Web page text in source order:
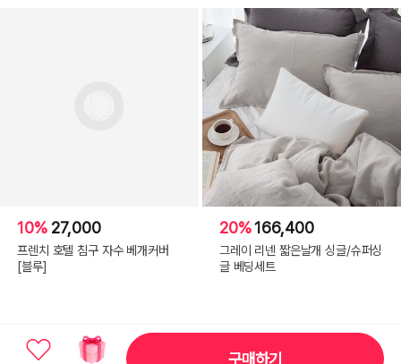
10% 27,000
프렌치 호텔 침구 자수 베개커버
[블루]
20%166,400
그레이 리넨 짧은날개 싱글/슈퍼싱
글 베딩세트
구매하기